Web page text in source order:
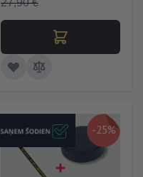
27,90 €
-25%